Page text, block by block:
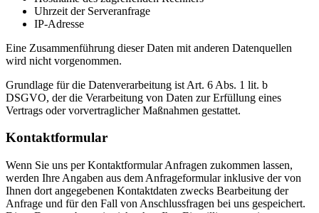
Uhrzeit der Serveranfrage
IP-Adresse
Eine Zusammenführung dieser Daten mit anderen Datenquellen
wird nicht vorgenommen.
Grundlage für die Datenverarbeitung ist Art. 6 Abs. 1 lit. b
DSGVO, der die Verarbeitung von Daten zur Erfüllung eines
Vertrags oder vorvertraglicher Maßnahmen gestattet.
Kontaktformular
Wenn Sie uns per Kontaktformular Anfragen zukommen lassen,
werden Ihre Angaben aus dem Anfrageformular inklusive der von
Ihnen dort angegebenen Kontaktdaten zwecks Bearbeitung der
Anfrage und für den Fall von Anschlussfragen bei uns gespeichert.